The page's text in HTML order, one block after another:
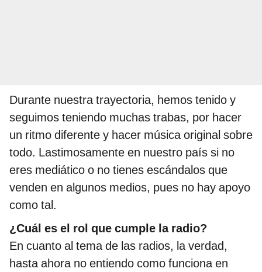
Durante nuestra trayectoria, hemos tenido y
seguimos teniendo muchas trabas, por hacer
un ritmo diferente y hacer música original sobre
todo. Lastimosamente en nuestro país si no
eres mediático o no tienes escándalos que
venden en algunos medios, pues no hay apoyo
como tal.
¿Cuál es el rol que cumple la radio?
En cuanto al tema de las radios, la verdad,
hasta ahora no entiendo como funciona en